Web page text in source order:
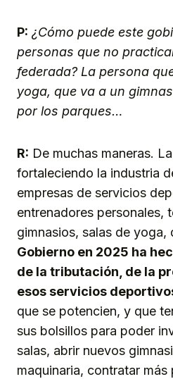
P: ¿Cómo puede este
personas que no
federada? La persona
yoga, que va a un
por los parques…
R: De muchas maneras.
fortaleciendo la industria
empresas de servicios
entrenadores personales,
gimnasios, salas de yoga,
Gobierno en 2025 ha
de la tributación, de la
esos servicios
que se potencien, y que
sus bolsillos para poder
salas, abrir nuevos
maquinaria, contratar más